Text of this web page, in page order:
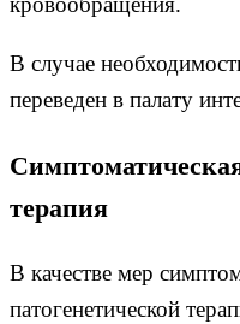
В случае
переведен в палату
терапия
В качестве мер
патогенетической